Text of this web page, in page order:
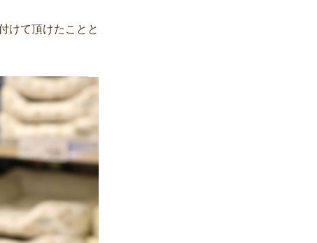
けて頂けたことと